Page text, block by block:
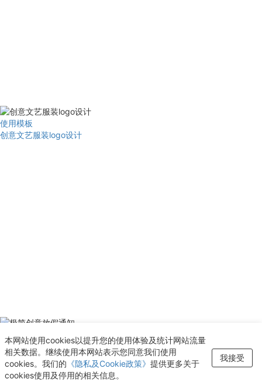
使用模板
创意文艺服装logo设计
使用模板
极简创意放假通知
新增至“收藏夹”
查看
本网站使用cookies以提升您的使用体验及统计网站流量
相关数据。继续使用本网站表示您同意我们使用
cookies。我们的 《隐私及Cookie政策》 提供更多关于
cookies使用及停用的相关信息。
我接受